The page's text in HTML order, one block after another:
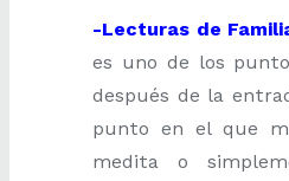
-Lecturas de
es uno de los
después de la
punto en el que
medita o